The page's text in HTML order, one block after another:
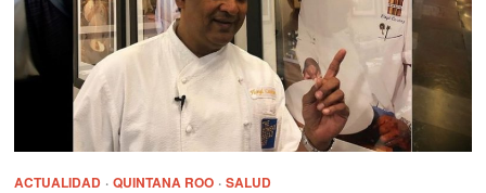
ACTUALIDAD · QUINTANA ROO · SALUD